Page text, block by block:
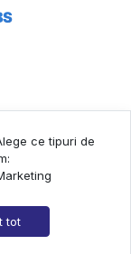
ce tipuri de
tot